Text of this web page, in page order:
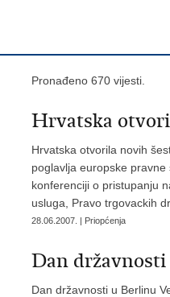
Pronađeno 670 vijesti.
Hrvatska
Hrvatska otvorila novih
poglavlja europske
konferenciji o pristupanju
usluga, Pravo trgovackih
28.06.2007. | Priopćenja
Dan
Dan državnosti u Berlinu